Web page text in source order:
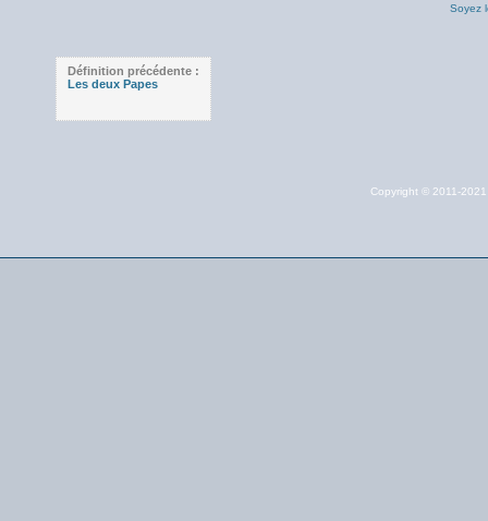
Soyez
Définition précédente :
Les deux Papes
Copyright © 2011-